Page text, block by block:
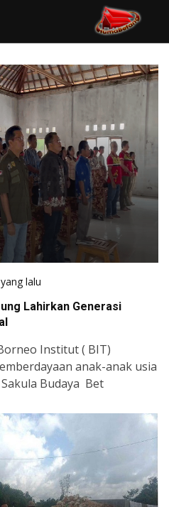
lalu
Lahirkan Generasi
Institut ( BIT)
anak-anak usia
Budaya Bet